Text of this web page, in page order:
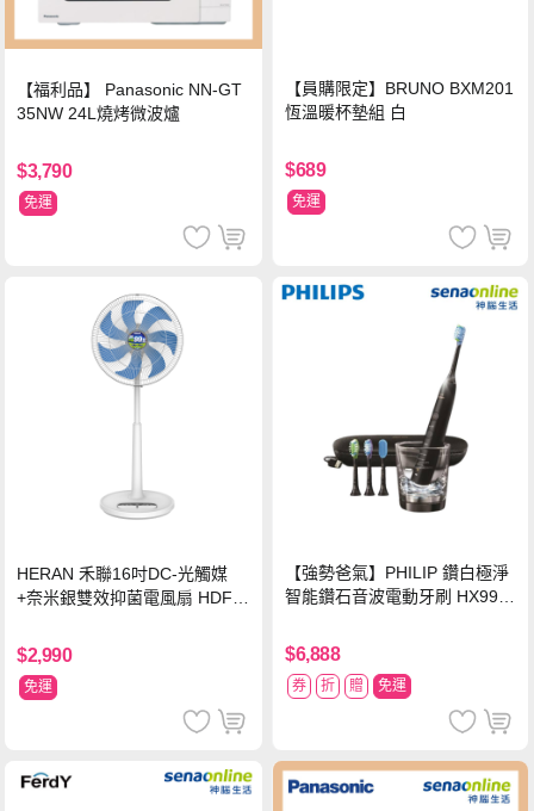
【福利品】 Panasonic NN-GT
35NW 24L燒烤微波爐
$3,790
免運
【員購限定】BRUNO BXM201
恆溫暖杯墊組 白
$689
免運
HERAN 禾聯16吋DC-光觸媒
+奈米銀雙效抑菌電風扇 HDF-1
$2,990
免運
【強勢爸氣】PHILIP 鑽白極淨
智能鑽石音波電動牙刷 HX992
$6,888
券 折 贈 免運